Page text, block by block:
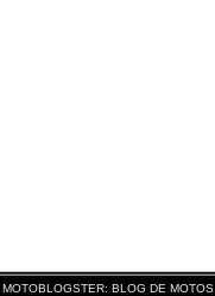
MOTOBLOGSTER: BLOG DE MOTOS